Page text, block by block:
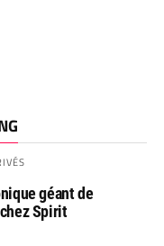
géant de
Spirit